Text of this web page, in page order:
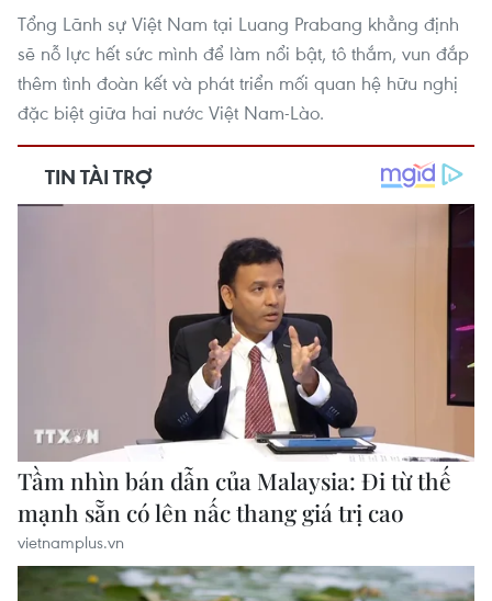
Tổng Lãnh sự Việt Nam tại Luang Prabang khẳng định
sẽ nỗ lực hết sức mình để làm nổi bật, tô thắm, vun đắp
thêm tình đoàn kết và phát triển mối quan hệ hữu nghị
đặc biệt giữa hai nước Việt Nam-Lào.